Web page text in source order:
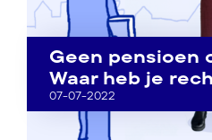
Geen pensioen
Waar heb je
07-07-2022